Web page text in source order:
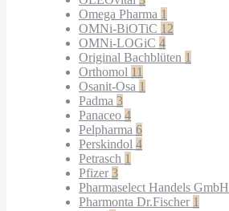
Omega Pharma 1
OMNi-BiOTiC 12
OMNi-LOGiC 4
Original Bachblüten 1
Orthomol 11
Osanit-Osa 1
Padma 3
Panaceo 4
Pelpharma 6
Perskindol 4
Petrasch 1
Pfizer 3
Pharmaselect Handels GmbH
Pharmonta Dr.Fischer 1